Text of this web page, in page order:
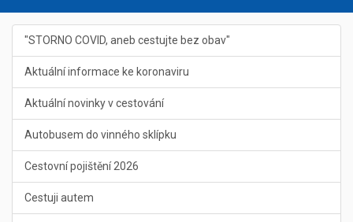
"STORNO COVID, aneb cestujte bez obav"
Aktuální informace ke koronaviru
Aktuální novinky v cestování
Autobusem do vinného sklípku
Cestovní pojištění 2026
Cestuji autem